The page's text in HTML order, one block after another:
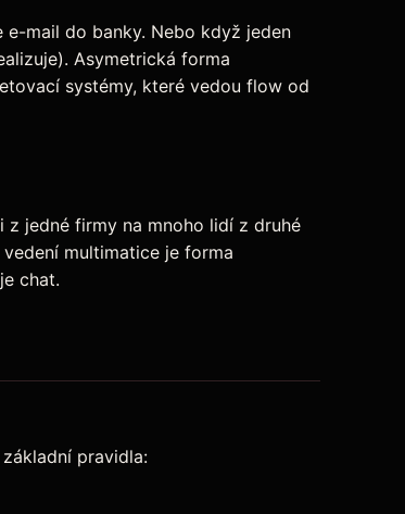
mail do banky. Nebo když jeden
Asymetrická forma
systémy, které vedou flow od
jedné firmy na mnoho lidí z druhé
multimatice je forma
chat.
pravidla: